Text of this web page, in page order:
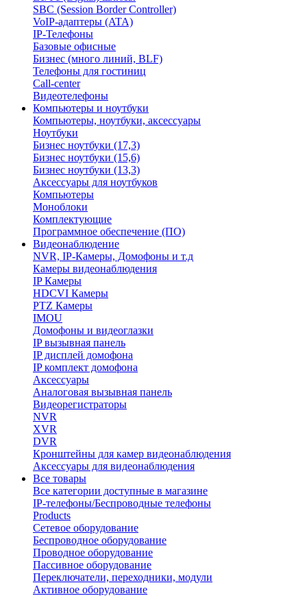
SBC (Session Border Controller)
VoIP-адаптеры (ATA)
IP-Телефоны
Базовые офисные
Бизнес (много линий, BLF)
Телефоны для гостиниц
Call-center
Видеотелефоны
Компьютеры и ноутбуки
Компьютеры, ноутбуки, аксессуары
Ноутбуки
Бизнес ноутбуки (17,3)
Бизнес ноутбуки (15,6)
Бизнес ноутбуки (13,3)
Аксессуары для ноутбуков
Компьютеры
Моноблоки
Комплектующие
Программное обеспечение (ПО)
Видеонаблюдение
NVR, IP-Камеры, Домофоны и т.д
Камеры видеонаблюдения
IP Камеры
HDCVI Камеры
PTZ Камеры
IMOU
Домофоны и видеоглазки
IP вызывная панель
IP дисплей домофона
IP комплект домофона
Аксессуары
Аналоговая вызывная панель
Видеорегистраторы
NVR
XVR
DVR
Кронштейны для камер видеонаблюдения
Аксессуары для видеонаблюдения
Все товары
Все категории доступные в магазине
IP-телефоны/Беспроводные телефоны
Products
Сетевое оборудование
Беспроводное оборудование
Проводное оборудование
Пассивное оборудование
Переключатели, переходники, модули
Активное оборудование